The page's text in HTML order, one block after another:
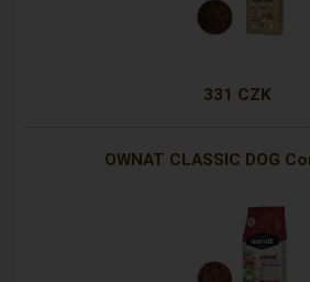
331 CZK
OWNAT CLASSIC DOG